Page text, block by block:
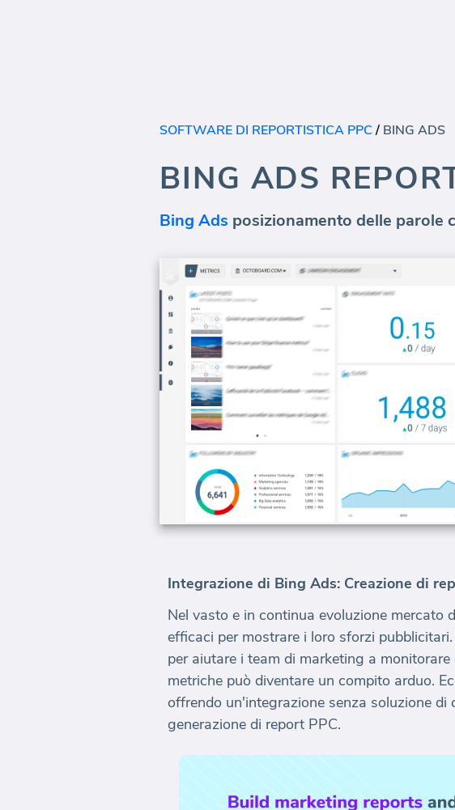
SOFTWARE DI REPORTISTICA PPC/ BING ADS
BING ADS
Bing Ads posizionamento delle parole
Integrazione di Bing Ads: Creazione di
Nel vasto e in continua evoluzione mercato
efficaci per mostrare i loro sforzi
per aiutare i team di marketing a
metriche può diventare un compito arduo.
offrendo un'integrazione senza soluzione
generazione di report PPC.